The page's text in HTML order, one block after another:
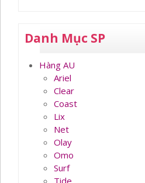
Danh Mục SP
Hàng AU
Ariel
Clear
Coast
Lix
Net
Olay
Omo
Surf